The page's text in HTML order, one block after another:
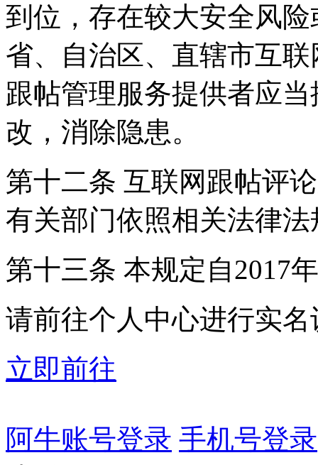
到位，存在较大安全风
省、自治区、直辖市互
跟帖管理服务提供者应
改，消除隐患。
第十二条 互联网跟帖评
有关部门依照相关法律
第十三条 本规定自2017
请前往个人中心进行实名
立即前往
阿牛账号登录 手机号登录